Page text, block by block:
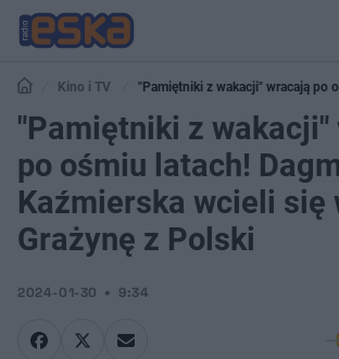
Kino i TV
"Pamiętniki z wakacji" wracają po
Kaźmierska wcieli się w Grażynę z Polski
"Pamiętniki z wakacji"
po ośmiu latach!
Kaźmierska wcieli się
Grażynę z Polski
2024-01-30 9:34